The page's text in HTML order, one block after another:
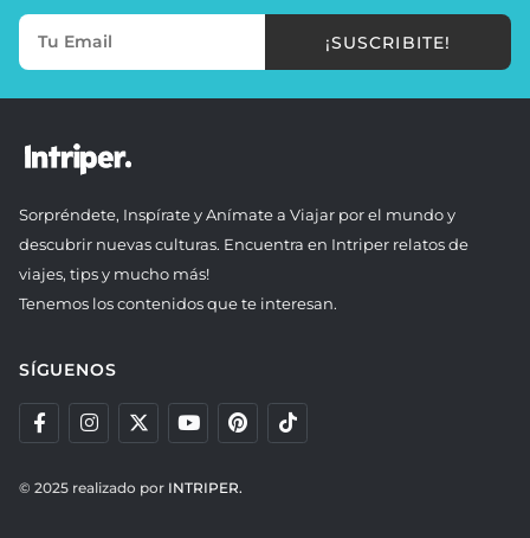
¡SUSCRIBITE!
Sorpréndete, Inspírate y Anímate a Viajar por el mundo y
descubrir nuevas culturas. Encuentra en Intriper relatos de
viajes, tips y mucho más!
Tenemos los contenidos que te interesan.
SÍGUENOS
© 2025 realizado por INTRIPER.